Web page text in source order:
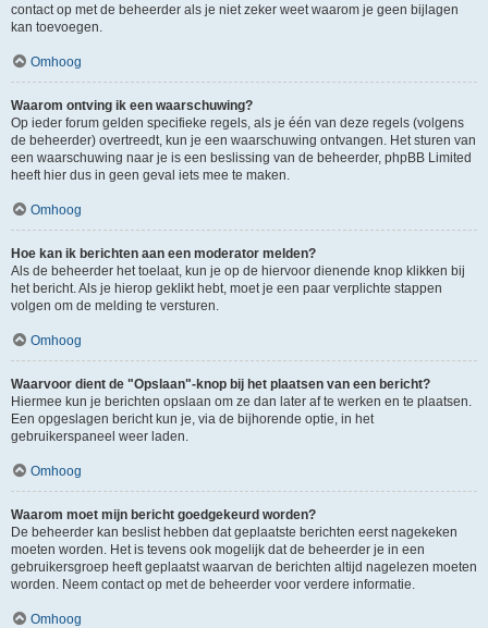
contact op met de beheerder als je niet zeker weet waarom je geen bijlagen
kan toevoegen.
Omhoog
Waarom ontving ik een waarschuwing?
Op ieder forum gelden specifieke regels, als je één van deze regels (volgens
de beheerder) overtreedt, kun je een waarschuwing ontvangen. Het sturen van
een waarschuwing naar je is een beslissing van de beheerder, phpBB Limited
heeft hier dus in geen geval iets mee te maken.
Omhoog
Hoe kan ik berichten aan een moderator melden?
Als de beheerder het toelaat, kun je op de hiervoor dienende knop klikken bij
het bericht. Als je hierop geklikt hebt, moet je een paar verplichte stappen
volgen om de melding te versturen.
Omhoog
Waarvoor dient de "Opslaan"-knop bij het plaatsen van een bericht?
Hiermee kun je berichten opslaan om ze dan later af te werken en te plaatsen.
Een opgeslagen bericht kun je, via de bijhorende optie, in het
gebruikerspaneel weer laden.
Omhoog
Waarom moet mijn bericht goedgekeurd worden?
De beheerder kan beslist hebben dat geplaatste berichten eerst nagekeken
moeten worden. Het is tevens ook mogelijk dat de beheerder je in een
gebruikersgroep heeft geplaatst waarvan de berichten altijd nagelezen moeten
worden. Neem contact op met de beheerder voor verdere informatie.
Omhoog